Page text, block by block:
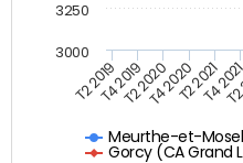
Meurthe-et-
Gorcy (CA Grand
T2 2019T4 2019T2 2020T4 2020T2 2021
T4
3000
3250